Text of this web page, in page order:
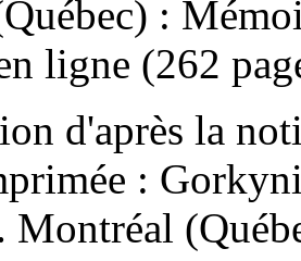
:
ligne (262
d'après la
:
Montréal